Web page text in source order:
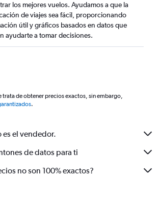
los mejores vuelos. Ayudamos a que la
de viajes sea fácil, proporcionando
útil y gráficos basados en datos que
ayudarte a tomar decisiones.
de obtener precios exactos, sin embargo,
.
el vendedor.
de datos para ti
no son 100% exactos?